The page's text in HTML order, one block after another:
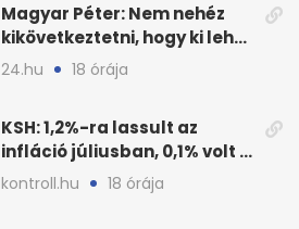
Magyar Péter: Nem nehéz
kikövetkeztetni, hogy ki lehet
a három jelölt
24.hu 18 órája
KSH: 1,2%-ra lassult az
infláció júliusban, 0,1% volt a
havi áresés
kontroll.hu 18 órája